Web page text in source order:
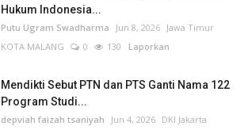
Hukum Indonesia...
Putu Ugram Swadharma Jun 8, 2026 Jawa Timur
KOTA MALANG
0 130 Laporkan
Mendikti Sebut PTN dan PTS Ganti Nama 122
Program Studi...
depviah faizah tsaniyah Jun 4, 2026 DKI Jakarta